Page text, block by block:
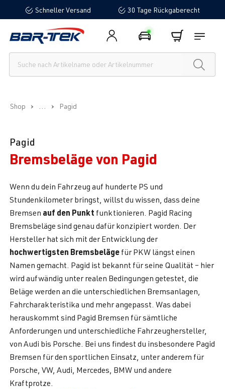
springenSchneller Versand 30 Tage Rückgaberecht
Shop ... Pagid
Pagid
Bremsbeläge von Pagid
Wenn du dein Fahrzeug auf hunderte PS und
Stundenkilometer bringst, willst du wissen, dass deine
Bremsen auf den Punkt funktionieren. Pagid Racing
Bremsbeläge sind genau dafür konzipiert worden. Der
Hersteller hat sich mit der Entwicklung der
hochwertigsten Bremsbeläge für PKW längst einen
Namen gemacht. Pagid ist bekannt für seine Qualität – hier
wird aufwändig unter realen Bedingungen getestet, die
Beläge werden an die unterschiedlichen Bremsanlagen,
Fahrcharakteristika und mehr angepasst. Was dabei
herauskommt sind Pagid Bremsen für sämtliche
Anforderungen und unterschiedliche Fahrzeughersteller,
von Audi bis Porsche. Bei uns findest du insbesondere Pagid
Bremsen für den sportlichen Einsatz, unter anderem für
Porsche, VW, Audi, Mercedes, BMW und andere
Kraftprotze.